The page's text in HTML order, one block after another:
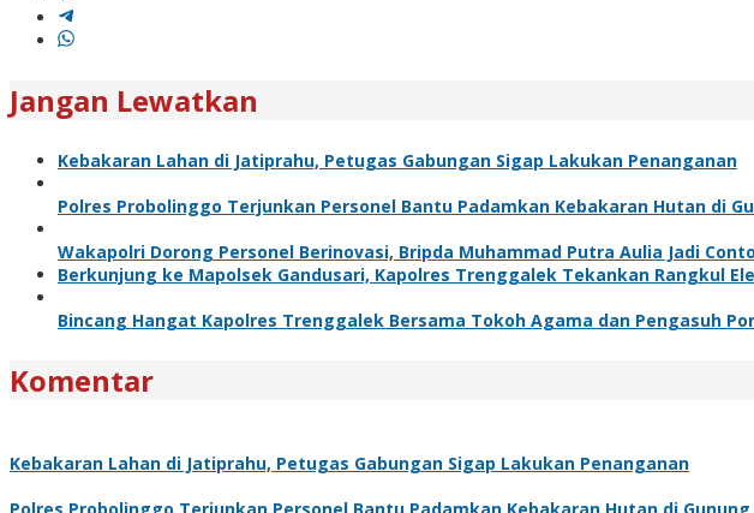
Jangan Lewatkan
Kebakaran Lahan di Jatiprahu, Petugas Gabungan Sigap Lakukan Penanganan
Polres Probolinggo Terjunkan Personel Bantu Padamkan Kebakaran Hutan di
Wakapolri Dorong Personel Berinovasi, Bripda Muhammad Putra Aulia Jadi
Berkunjung ke Mapolsek Gandusari, Kapolres Trenggalek Tekankan Rangkul
Bincang Hangat Kapolres Trenggalek Bersama Tokoh Agama dan Pengasuh
Komentar
Kebakaran Lahan di Jatiprahu, Petugas Gabungan Sigap Lakukan Penanganan